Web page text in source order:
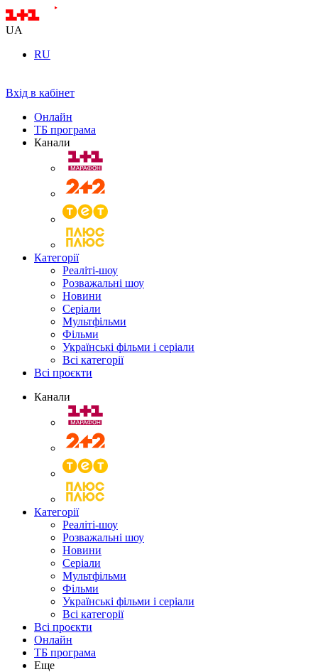
UA
RU
Вхід в кабінет
Онлайн
ТБ програма
Канали
Категорії
Реаліті-шоу
Розважальні шоу
Новини
Серіали
Мультфільми
Фільми
Українські фільми і серіали
Всі категорії
Всі проєкти
Канали
Категорії
Реаліті-шоу
Розважальні шоу
Новини
Серіали
Мультфільми
Фільми
Українські фільми і серіали
Всі категорії
Всі проєкти
Онлайн
ТБ програма
Еще